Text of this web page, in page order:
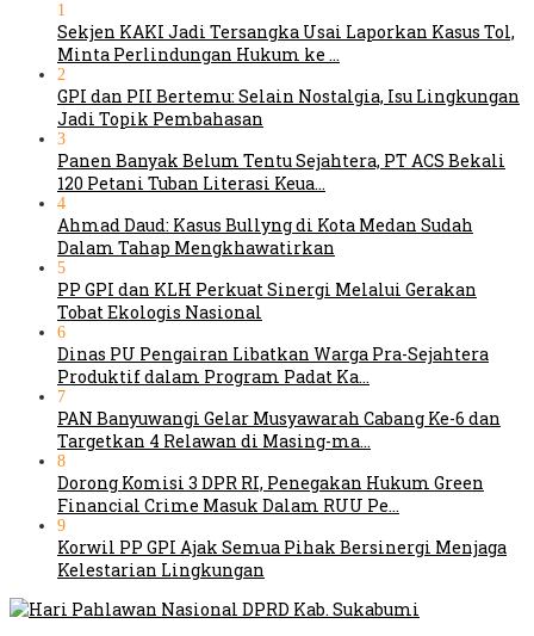
1
Sekjen KAKI Jadi Tersangka Usai Laporkan Kasus Tol,
Minta Perlindungan Hukum ke …
2
GPI dan PII Bertemu: Selain Nostalgia, Isu Lingkungan
Jadi Topik Pembahasan
3
Panen Banyak Belum Tentu Sejahtera, PT ACS Bekali
120 Petani Tuban Literasi Keua…
4
Ahmad Daud: Kasus Bullyng di Kota Medan Sudah
Dalam Tahap Mengkhawatirkan
5
PP GPI dan KLH Perkuat Sinergi Melalui Gerakan
Tobat Ekologis Nasional
6
Dinas PU Pengairan Libatkan Warga Pra-Sejahtera
Produktif dalam Program Padat Ka…
7
PAN Banyuwangi Gelar Musyawarah Cabang Ke-6 dan
Targetkan 4 Relawan di Masing-ma…
8
Dorong Komisi 3 DPR RI, Penegakan Hukum Green
Financial Crime Masuk Dalam RUU Pe…
9
Korwil PP GPI Ajak Semua Pihak Bersinergi Menjaga
Kelestarian Lingkungan